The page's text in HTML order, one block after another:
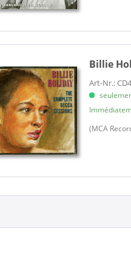
Billie
Art-Nr.:
(MCA